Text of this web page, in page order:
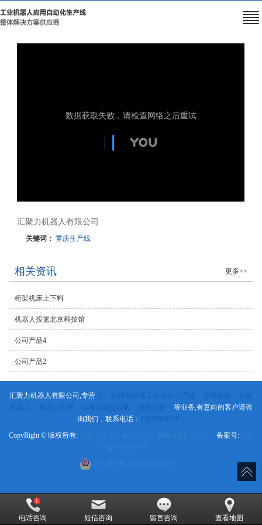
汇聚力机器人有限公司
关键词：重庆生产线
相关资讯 更多>>
桁架机床上下料
机器人投篮北京科技馆
公司产品4
公司产品2
汇聚力机器人有限公司,专营 主、副传动轴加工自动化生产线 开线设备
桁架
机器人
机器人应用 非标自动化设备 放线设备
等业务,有意向的客户请咨
询我们，联系电话：
13638344158
CopyRight © 版权所有:
备案号:
电话咨询 短信咨询 留言咨询 查看地图